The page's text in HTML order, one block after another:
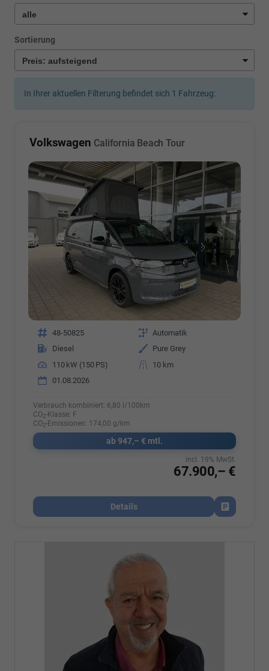
Sortierung
In Ihrer aktuellen Filterung befindet sich 1 Fahrzeug:
Volkswagen California Beach Tour
Fahrzeugnr. 48-50825 Getriebe Automatik
Kraftstoff
Diesel Außenfarbe
Pure Grey
Leistung
110 kW (150 PS) Kilometerstand
10 km
01.08.2026
Verbrauch kombiniert: 6,80 l/100km
CO2-Klasse: F
CO2-Emissionen: 174,00 g/km
ab 947,– € mtl.
67.900,– €
incl. 19% MwSt.
Details
Fahrzeug